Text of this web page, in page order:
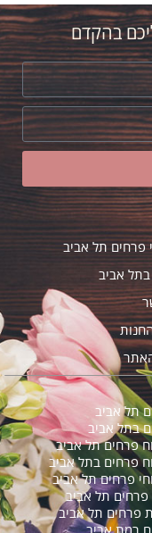
בהקדם
פרחים תל אביב
אביב
תל אביב
בתל אביב
פרחים תל אביב
פרחים בתל אביב
פרחים תל אביב
פרחים תל אביב
פרחים תל אביב